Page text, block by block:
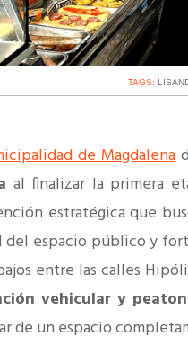
TAGS:
de Magdalena
al finalizar la primera
estratégica que
del espacio público y
entre las calles
vehicular y
de un espacio